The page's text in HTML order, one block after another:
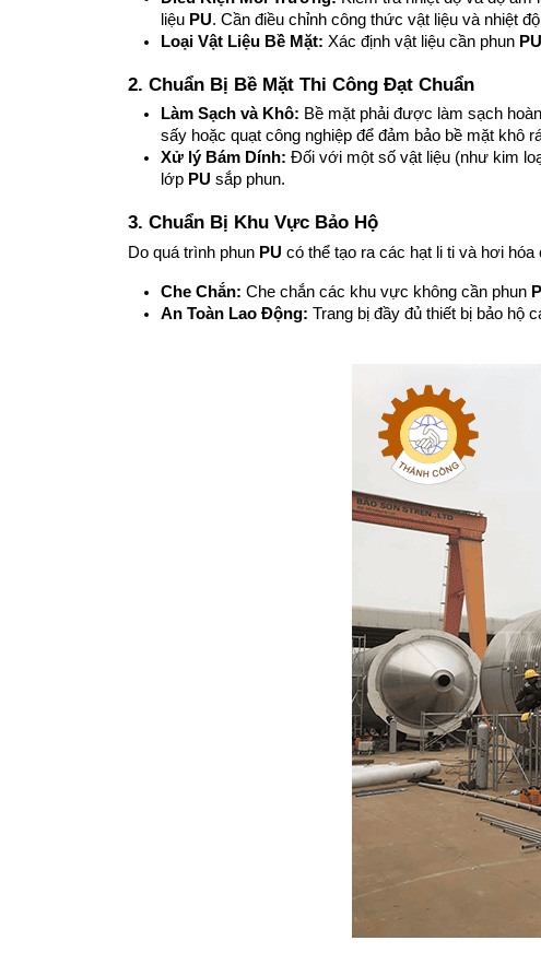
liệu PU. Cần điều chỉnh công thức vật liệu và nhiệt
Loại Vật Liệu Bề Mặt: Xác định vật liệu cần phun PU
2. Chuẩn Bị Bề Mặt Thi Công Đạt Chuẩn
Làm Sạch và Khô: Bề mặt phải được làm sạch
sấy hoặc quạt công nghiệp để đảm bảo bề mặt khô
Xử lý Bám Dính: Đối với một số vật liệu (như kim
lớp PU sắp phun.
3. Chuẩn Bị Khu Vực Bảo Hộ
Do quá trình phun PU có thể tạo ra các hạt li ti và hơi hóa
Che Chắn: Che chắn các khu vực không cần phun
An Toàn Lao Động: Trang bị đầy đủ thiết bị bảo hộ